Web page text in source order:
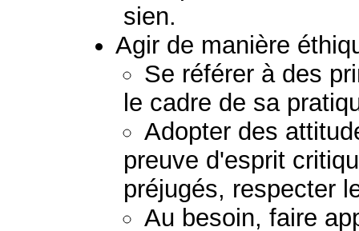
sien.
Agir de manière
Se référer à des
le cadre de sa
Adopter des
preuve d'esprit
préjugés, respecter
Au besoin, faire